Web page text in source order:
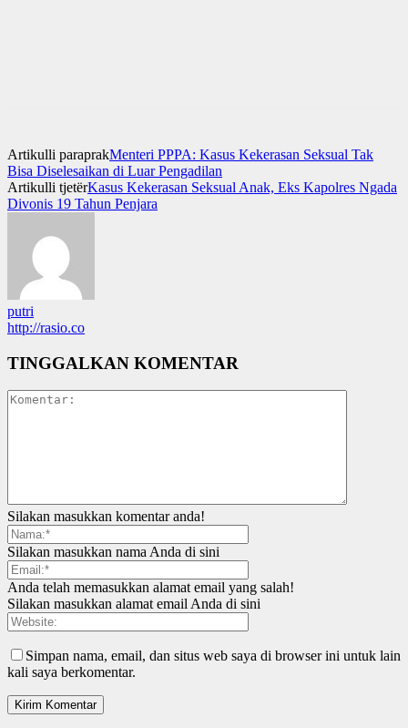
Artikulli paraprakMenteri PPPA: Kasus Kekerasan Seksual Tak
Bisa Diselesaikan di Luar Pengadilan
Artikulli tjetërKasus Kekerasan Seksual Anak, Eks Kapolres Ngada
Divonis 19 Tahun Penjara
putri
http://rasio.co
TINGGALKAN KOMENTAR
Silakan masukkan komentar anda!
Silakan masukkan nama Anda di sini
Anda telah memasukkan alamat email yang salah!
Silakan masukkan alamat email Anda di sini
Simpan nama, email, dan situs web saya di browser ini untuk lain
kali saya berkomentar.